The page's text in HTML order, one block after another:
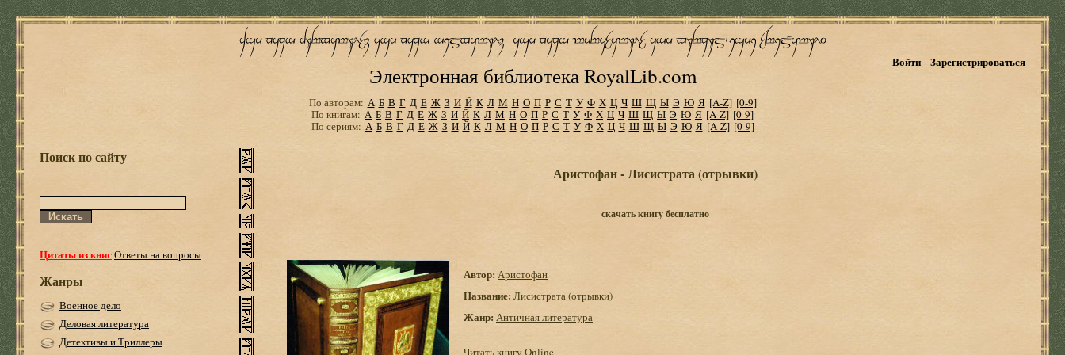
Электронная библиотека RoyalLib.com
Войти Зарегистрироваться
По авторам: А Б В Г Д Е Ж З И Й К Л М Н О П Р С Т У Ф Х Ц Ч Ш Щ Ы Э Ю Я [A-Z] [0-9]
По книгам: А Б В Г Д Е Ж З И Й К Л М Н О П Р С Т У Ф Х Ц Ч Ш Щ Ы Э Ю Я [A-Z] [0-9]
По сериям: А Б В Г Д Е Ж З И Й К Л М Н О П Р С Т У Ф Х Ц Ч Ш Щ Ы Э Ю Я [A-Z] [0-9]
Поиск по сайту
Цитаты из книгОтветы на вопросы
Жанры
Военное дело
Деловая литература
Детективы и Триллеры
Аристофан - Лисистрата (отрывки)
скачать книгу бесплатно
Автор: Аристофан
Название: Лисистрата (отрывки)
Жанр: Античная литература
Читать книгу Online